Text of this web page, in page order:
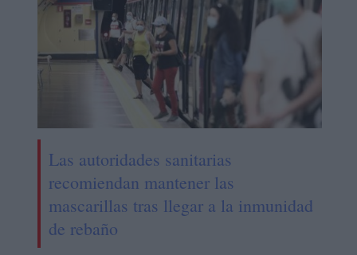
Las autoridades sanitarias
recomiendan mantener las
mascarillas tras llegar a la inmunidad
de rebaño